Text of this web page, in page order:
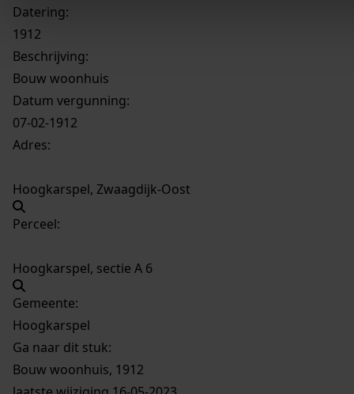
Datering:
1912
Beschrijving:
Bouw woonhuis
Datum vergunning:
07-02-1912
Adres:
Hoogkarspel, Zwaagdijk-Oost
Perceel:
Hoogkarspel, sectie A 6
Gemeente:
Hoogkarspel
Ga naar dit stuk:
Bouw woonhuis, 1912